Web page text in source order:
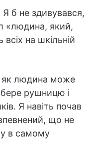
б не здивувався,
«людина, який,
на шкільній
як людина може
бере рушницю і
Я навіть почав
що не
в самому